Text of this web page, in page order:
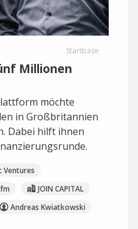
Startbase
Millionen
möchte
in Großbritannien
Dabei hilft ihnen
Ventures
JOIN CAPITAL
Andreas Kwiatkowski